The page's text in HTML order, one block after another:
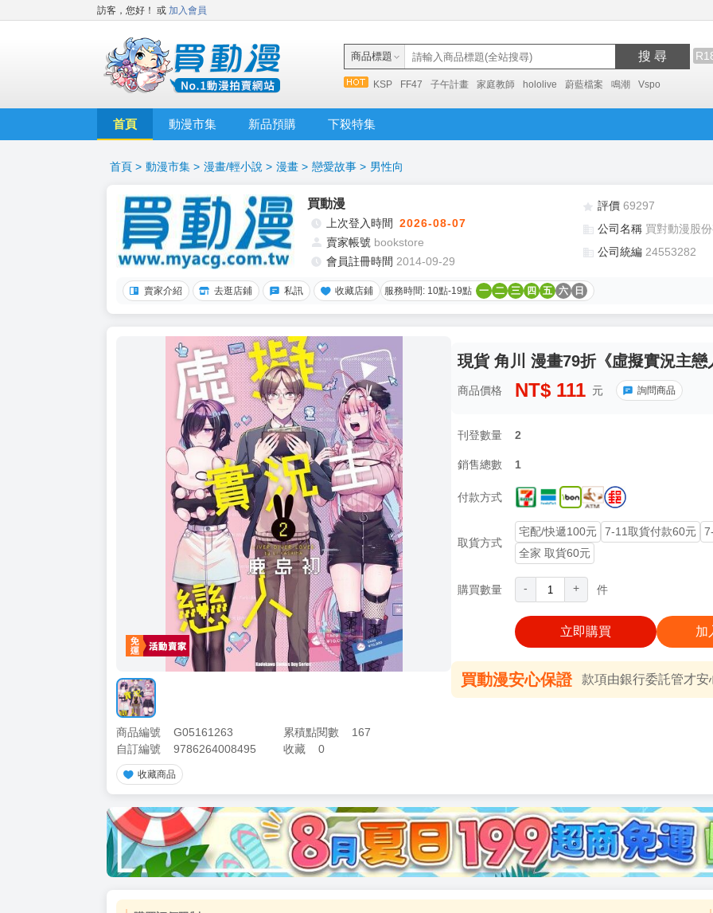
訪客，您好！ 或 加入會員
商品標題 搜 尋
KSP FF47 子午計畫 家庭教師 hololive 蔚藍檔案 鳴潮 Vspo
首頁 動漫市集 新品預購 下殺特集
首頁 > 動漫市集 > 漫畫/輕小說 > 漫畫 > 戀愛故事 > 男性向
買動漫
上次登入時間 2026-08-07
賣家帳號 bookstore
會員註冊時間 2014-09-29
評價 69297
公司名稱 買對動漫股
公司統編 24553282
賣家介紹 去逛店鋪 私訊 收藏店鋪 服務時間: 10點-19點 一 二 三 四 五 六 日
商品編號 G05161263 累積點閱數
167
自訂編號
9786264008495 收藏 0
收藏商品
現貨 角川 漫畫79折《虛擬實況主
商品價格 NT$ 111 元 詢問商品
刊登數量 2
銷售總數 1
付款方式
取貨方式
宅配/快遞100元 7-11取貨付款60元
全家 取貨60元
購買數量 - + 件
立即購買 加
買動漫安心保證 款項由銀行委託管才安